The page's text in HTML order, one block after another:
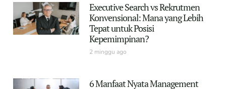
Executive Search vs Rekrutmen
Konvensional: Mana yang Lebih
Tepat untuk Posisi
Kepemimpinan?
2 minggu ago
6 Manfaat Nyata Management